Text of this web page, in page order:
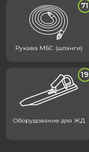
Рукава МБС (шланги)
71
Оборудование для ЖД
19